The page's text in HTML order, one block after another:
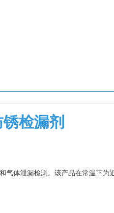
锈检漏剂
体泄漏检测。该产品在常温下